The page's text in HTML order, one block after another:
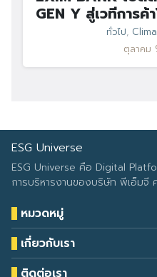
GEN Y สู่เวทีการค้
ทั่วไป,
ตุลาคม
ESG Universe
ESG Universe คือ Digital
การบริหารงานของบริษัท พีเอ็มจี
หมวดหมู่
Health & Wellness
Eco Icon
ESG Data
เกี่ยวกับเรา
Our Services
ติดต่อเรา